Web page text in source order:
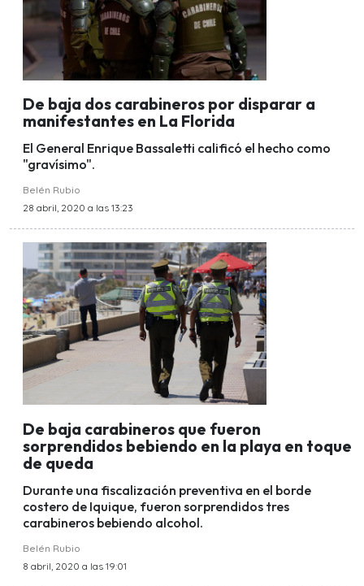
De baja dos carabineros por disparar a
manifestantes en La Florida
El General Enrique Bassaletti calificó el hecho como
"gravísimo".
Belén Rubio
28 abril, 2020 a las 13:23
De baja carabineros que fueron
sorprendidos bebiendo en la playa en toque
de queda
Durante una fiscalización preventiva en el borde
costero de Iquique, fueron sorprendidos tres
carabineros bebiendo alcohol.
Belén Rubio
8 abril, 2020 a las 19:01